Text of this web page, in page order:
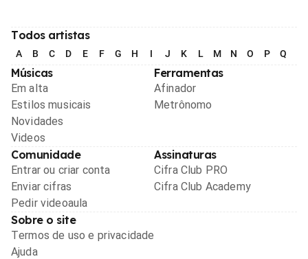
Todos artistas
A B C D E F G H I J K L M N O P Q
Músicas
Em alta
Estilos musicais
Novidades
Videos
Ferramentas
Afinador
Metrônomo
Comunidade
Entrar ou criar conta
Enviar cifras
Pedir videoaula
Assinaturas
Cifra Club PRO
Cifra Club Academy
Sobre o site
Termos de uso e privacidade
Ajuda